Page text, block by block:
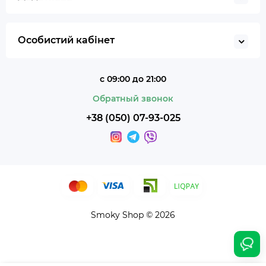
Особистий кабінет
с 09:00 до 21:00
Обратный звонок
+38 (050) 07-93-025
Smoky Shop © 2026